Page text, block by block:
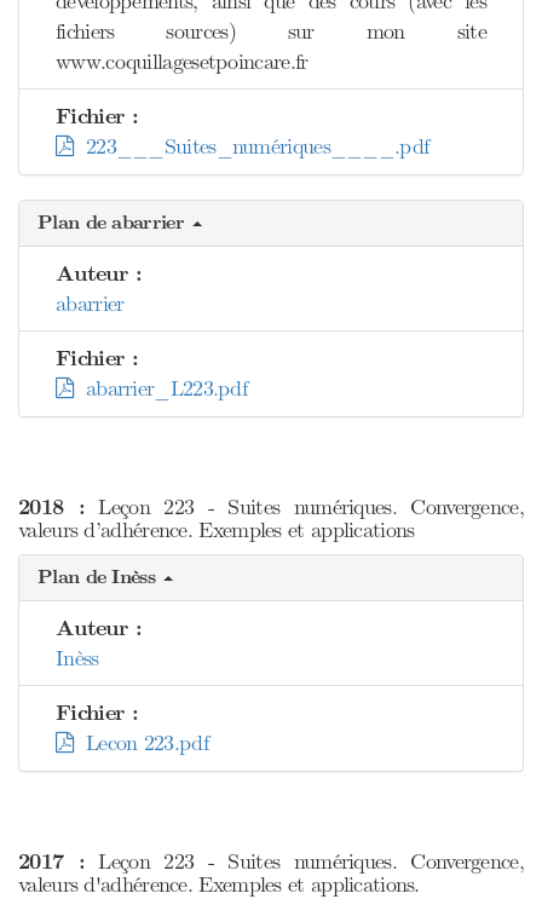
fichiers sources) sur mon site
www.coquillagesetpoincare.fr
Fichier :
223___Suites_numériques____.pdf
Plan de abarrier
Auteur :
abarrier
Fichier :
abarrier_L223.pdf
2018 :Leçon 223 - Suites numériques. Convergence,
valeurs d’adhérence. Exemples et applications
Plan de Inèss
Auteur :
Inèss
Fichier :
Lecon 223.pdf
2017 :Leçon 223 - Suites numériques. Convergence,
valeurs d'adhérence. Exemples et applications.